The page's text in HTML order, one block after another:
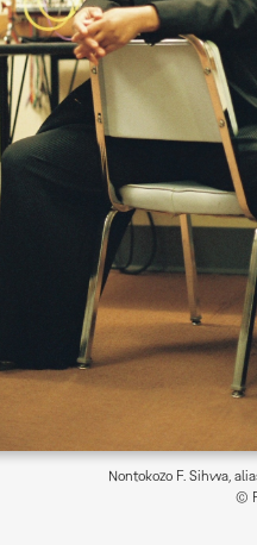
Nontokozo F. Sihwa,
©